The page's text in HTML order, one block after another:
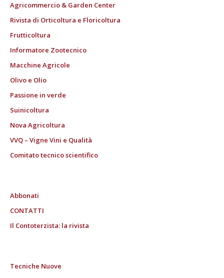
Agricommercio & Garden Center
Rivista di Orticoltura e Floricoltura
Frutticoltura
Informatore Zootecnico
Macchine Agricole
Olivo e Olio
Passione in verde
Suinicoltura
Nova Agricoltura
VVQ – Vigne Vini e Qualità
Comitato tecnico scientifico
Abbonati
CONTATTI
Il Contoterzista: la rivista
Tecniche Nuove